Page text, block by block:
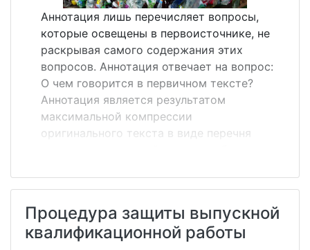
Аннотация лишь перечисляет вопросы,
которые освещены в первоисточнике, не
раскрывая самого содержания этих
вопросов. Аннотация отвечает на вопрос:
О чем говорится в первичном тексте?
Аннотация является результатом
максимальной компрессии
оригинального текста в виде перечня
предельной краткости не допускает
цитирования, в ней не используются
Процедура защиты выпускной
квалификационной работы